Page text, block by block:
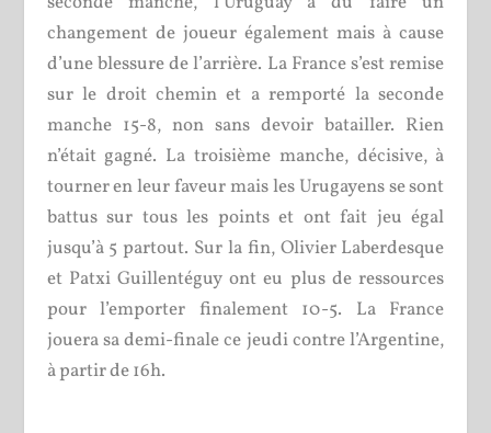
changement de joueur également mais à cause
d’une blessure de l’arrière. La France s’est remise
sur le droit chemin et a remporté la seconde
manche 15-8, non sans devoir batailler. Rien
n’était gagné. La troisième manche, décisive, à
tourner en leur faveur mais les Urugayens se sont
battus sur tous les points et ont fait jeu égal
jusqu’à 5 partout. Sur la fin, Olivier Laberdesque
et Patxi Guillentéguy ont eu plus de ressources
pour l’emporter finalement 10-5. La France
jouera sa demi-finale ce jeudi contre l’Argentine,
à partir de 16h.